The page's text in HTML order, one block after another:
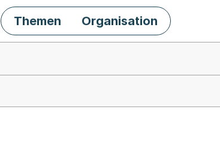
Themen Organisation